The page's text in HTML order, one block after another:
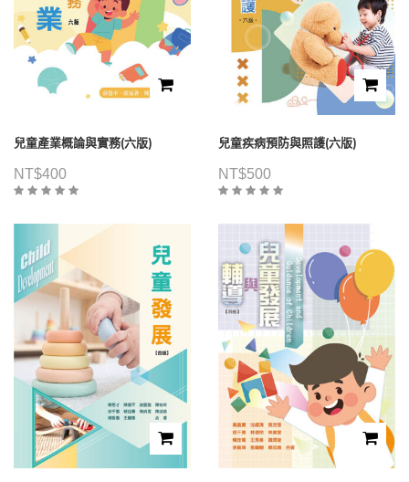
兒童產業概論與實務(六版)
NT$400
兒童疾病預防與照護(六版)
NT$500